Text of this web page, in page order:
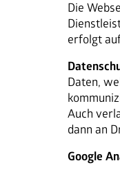
Die
erfolgt
Daten,
Auch
dann an
Google